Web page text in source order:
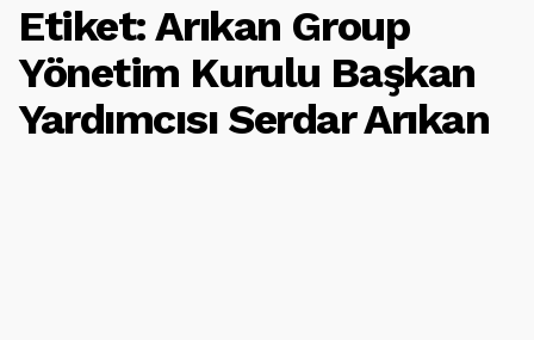
Etiket:Arıkan Group
Yönetim Kurulu Başkan
Yardımcısı Serdar Arıkan